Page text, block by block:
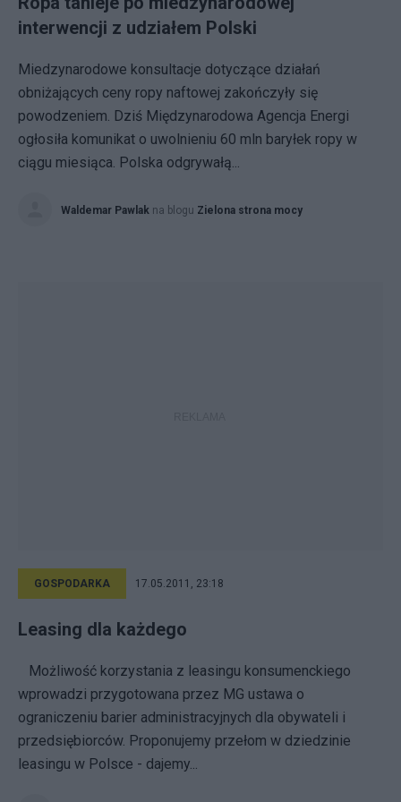
interwencji z udziałem Polski
Miedzynarodowe konsultacje dotyczące działań
obniżających ceny ropy naftowej zakończyły się
powodzeniem. Dziś Międzynarodowa Agencja Energi
ogłosiła komunikat o uwolnieniu 60 mln baryłek ropy w
ciągu miesiąca. Polska odgrywałą...
Waldemar Pawlak na blogu Zielona strona mocy
GOSPODARKA 17.05.2011, 23:18
Leasing dla każdego
Możliwość korzystania z leasingu konsumenckiego
wprowadzi przygotowana przez MG ustawa o
ograniczeniu barier administracyjnych dla obywateli i
przedsiębiorców. Proponujemy przełom w dziedzinie
leasingu w Polsce - dajemy...